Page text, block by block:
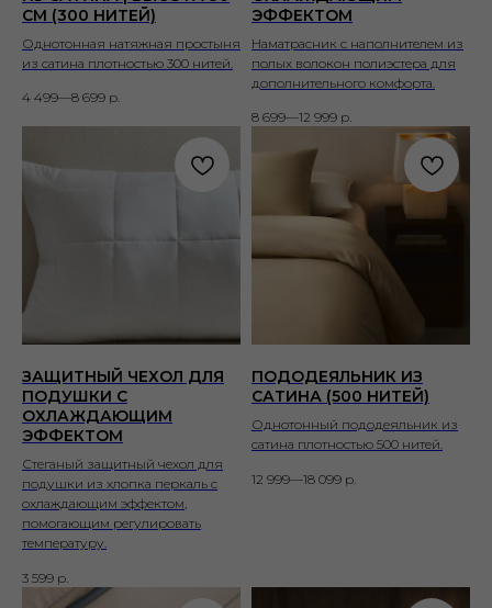
СМ (300 НИТЕЙ)
Однотонная натяжная простыня
из сатина плотностью 300 нитей.
4 499—8 699 р.
ЭФФЕКТОМ
Наматрасник с наполнителем из
полых волокон полиэстера для
дополнительного комфорта.
8 699—12 999 р.
ЗАЩИТНЫЙ ЧЕХОЛ ДЛЯ
ПОДУШКИ С
ОХЛАЖДАЮЩИМ
ЭФФЕКТОМ
Стеганый защитный чехол для
подушки из хлопка перкаль с
охлаждающим эффектом,
помогающим регулировать
температуру.
3 599 р.
ПОДОДЕЯЛЬНИК ИЗ
САТИНА (500 НИТЕЙ)
Однотонный пододеяльник из
сатина плотностью 500 нитей.
12 999—18 099 р.